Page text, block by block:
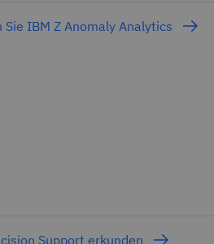
Sie IBM Z Anomaly Analytics
Support erkunden